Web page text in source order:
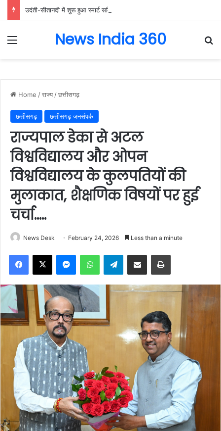
Menu News India 360
Home /राज्य /छत्तीसगढ़
छत्तीसगढ़ छत्तीसगढ़ जनसंपर्क
राज्यपाल डेका से अटल
विश्वविद्यालय और ओपन
विश्वविद्यालय के कुलपतियों की
मुलाकात, शैक्षणिक विषयों पर हुई
चर्चा…..
News Desk February 24, 2026 Less than a minute
Facebook
X MessengerWhatsAppTelegramShare via Email Print